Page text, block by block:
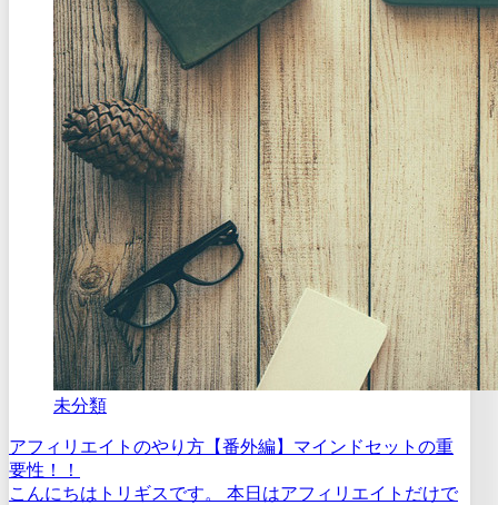
未分類
アフィリエイトのやり方【番外編】マインドセットの重
要性！！
こんにちはトリギスです。 本日はアフィリエイトだけで